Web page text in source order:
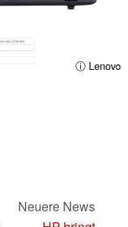
ⓘ Lenovo
Neuere News